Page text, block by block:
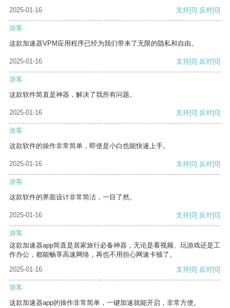
2025-01-16 支持[0] 反对[0]
游客
这款加速器VPM应用程序已经为我们带来了无限的隐私和自由。
2025-01-16 支持[0] 反对[0]
游客
这款软件简直是神器，解决了我所有问题。
2025-01-16 支持[0] 反对[0]
游客
这款软件的操作非常简单，即使是小白也能快速上手。
2025-01-16 支持[0] 反对[0]
游客
这款软件的界面设计非常简洁，一目了然。
2025-01-16 支持[0] 反对[0]
游客
这款加速器app简直是居家旅行必备神器，无论是看视频、玩游戏还是工
作办公，都能畅享高速网络，再也不用担心网速卡顿了。
2025-01-16
支持[0] 反对[0]
游客
这款加速器app的操作非常简单，一键加速就能开启，非常方便。